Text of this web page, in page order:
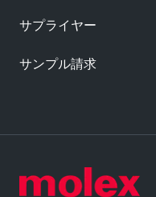
サプライヤー
サンプル請求